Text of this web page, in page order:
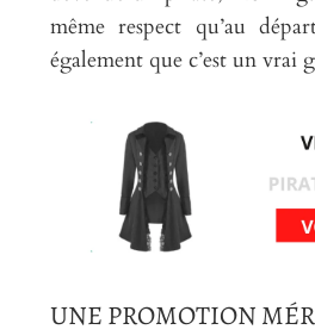
même respect qu’au
également que c’est un vrai
UNE PROMOTION